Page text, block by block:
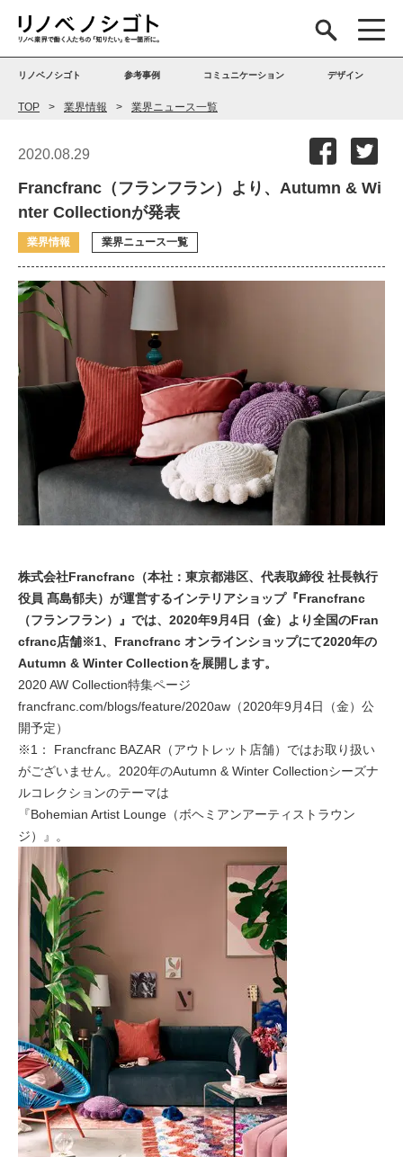
リノベノシゴト 参考事例 コミュニケーション デザイン
TOP 業界情報 業界ニュース一覧
2020.08.29
Francfranc（フランフラン）より、Autumn & Wi
nter Collectionが発表
業界情報 業界ニュース一覧
株式会社Francfranc（本社：東京都港区、代表取締役 社長執行
役員 髙島郁夫）が運営するインテリアショップ『Francfranc
（フランフラン）』では、2020年9月4日（金）より全国のFran
cfranc店舗※1、Francfranc オンラインショップにて2020年の
Autumn & Winter Collectionを展開します。
2020 AW Collection特集ページ
francfranc.com/blogs/feature/2020aw（2020年9月4日（金）公
開予定）
※1： Francfranc BAZAR（アウトレット店舗）ではお取り扱い
がございません。2020年のAutumn & Winter Collectionシーズナ
ルコレクションのテーマは
『Bohemian Artist Lounge（ボヘミアンアーティストラウン
ジ）』。